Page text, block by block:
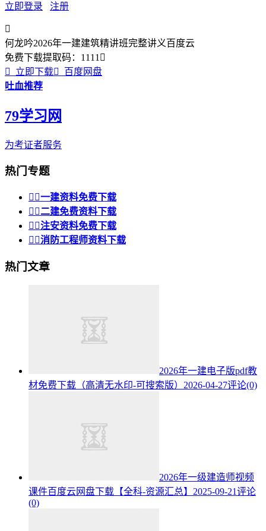
立即登录 注册

何龙吟2026年一建建筑精讲班完整讲义百度云
免费下载提取码： 1111 

立即下载
百度网盘
吐血推荐
79学习网
为考证者服务
热门专题
 一建资料免费下载
 二建免费资料下载
 注安资料免费下载
 消防工程师资料下载
热门文章
2026年一建电子版pdf教
材免费下载（高清无水印-可搜索版） 2026-04-27评论(0)
2026年一级建造师视频
课件百度云网盘下载【全科-资源汇总】 2025-09-21评论
(0)